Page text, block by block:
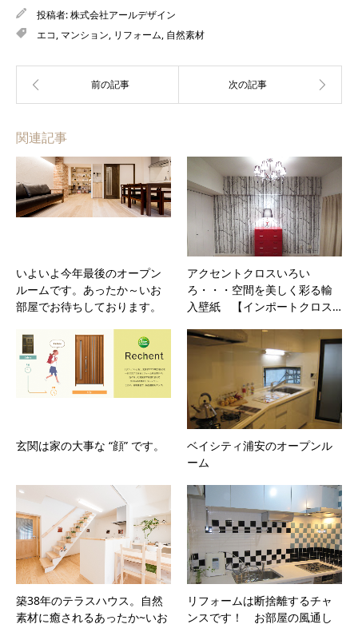
投稿者:株式会社アールデザイン
エコ, マンション, リフォーム, 自然素材
関連記事
いよいよ今年最後のオープン
ルームです。あったか～いお
部屋でお待ちしております。
アクセントクロスいろい
ろ・・・空間を美しく彩る輸
入壁紙 【インポートクロス…
玄関は家の大事な “顔” です。
ベイシティ浦安のオープンル
ーム
築38年のテラスハウス。自然
素材に癒されるあったか~いお
リフォームは断捨離するチャ
ンスです！ お部屋の風通し